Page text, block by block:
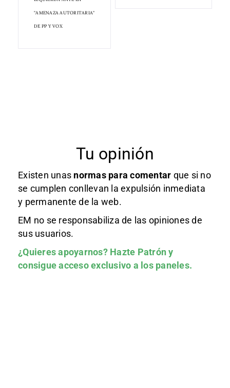
"AMENAZA AUTORITARIA"
DE PP Y VOX
Tu opinión
Existen unas normas para comentar que si no
se cumplen conllevan la expulsión inmediata
y permanente de la web.
EM no se responsabiliza de las opiniones de
sus usuarios.
¿Quieres apoyarnos? Hazte Patróny
consigue acceso exclusivo a los paneles.